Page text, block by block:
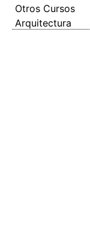
Otros Cursos
Arquitectura